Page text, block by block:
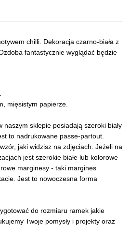
chilli. Dekoracja czarno-biała z
fantastycznie wyglądać będzie
mięsistym papierze.
naszym sklepie posiadają szeroki biały
to nadrukowane passe-partout.
jaki widzisz na zdjęciach. Jeżeli na
jest szerokie białe lub kolorowe
marginesy - taki margines
Jest to nowoczesna forma
do rozmiaru ramek jakie
Twoje pomysły i projekty oraz